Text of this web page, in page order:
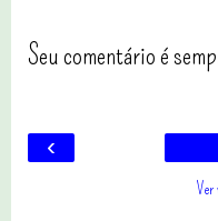
Seu comentário é
‹
Ver